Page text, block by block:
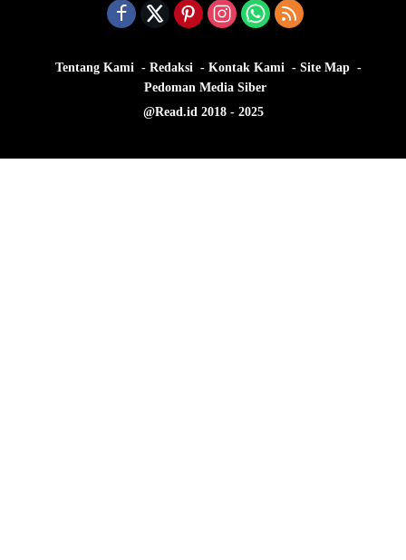
Tentang Kami Redaksi Kontak Kami
Site Map
Pedoman Media Siber
@Read.id 2018 - 2025